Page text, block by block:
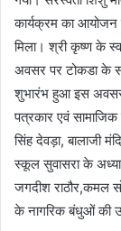
कार्यक्रम का
मिला। श्री कृष्ण के
अवसर पर टोकडा के
शुभारंभ हुआ इस अवसर
पत्रकार एवं सामाजिक
सिंह देवड़ा, बालाजी
स्कूल सुवासरा के
जगदीश राठौर,कमल
के नागरिक बंधुओं की